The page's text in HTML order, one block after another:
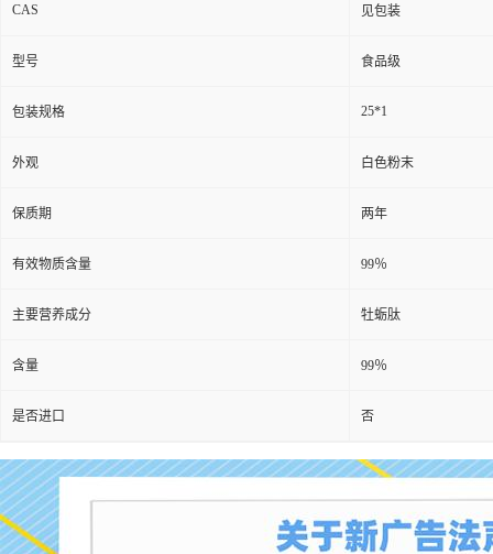
CAS 见包装
型号 食品级
包装规格 25*1
外观 白色粉末
保质期 两年
有效物质含量 99％
主要营养成分 牡蛎肽
含量 99％
是否进口 否